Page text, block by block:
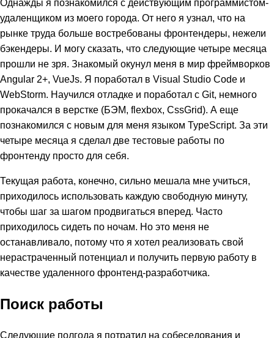
удаленщиком из моего города. От него я узнал, что на
рынке труда больше востребованы фронтендеры, нежели
бэкендеры. И могу сказать, что следующие четыре месяца
прошли не зря. Знакомый окунул меня в мир фреймворков
Angular 2+, VueJs. Я поработал в Visual Studio Code и
WebStorm. Научился отладке и поработал с Git, немного
прокачался в верстке (БЭМ, flexbox, CssGrid). А еще
познакомился с новым для меня языком TypeScript. За эти
четыре месяца я сделал две тестовые работы по
фронтенду просто для себя.
Текущая работа, конечно, сильно мешала мне учиться,
приходилось использовать каждую свободную минуту,
чтобы шаг за шагом продвигаться вперед. Часто
приходилось сидеть по ночам. Но это меня не
останавливало, потому что я хотел реализовать свой
нерастраченный потенциал и получить первую работу в
качестве удаленного фронтенд-разработчика.
Поиск работы
Следующие полгода я потратил на собеседования и